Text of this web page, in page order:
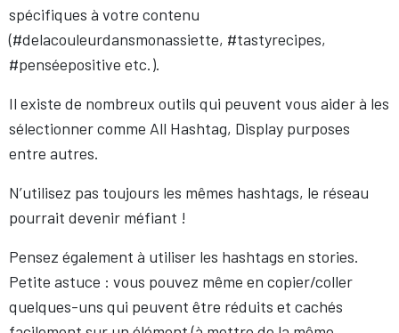
spécifiques à votre contenu
(#delacouleurdansmonassiette, #tastyrecipes,
#penséepositive etc.).
Il existe de nombreux outils qui peuvent vous aider à les
sélectionner comme All Hashtag, Display purposes
entre autres.
N’utilisez pas toujours les mêmes hashtags, le réseau
pourrait devenir méfiant !
Pensez également à utiliser les hashtags en stories.
Petite astuce : vous pouvez même en copier/coller
quelques-uns qui peuvent être réduits et cachés